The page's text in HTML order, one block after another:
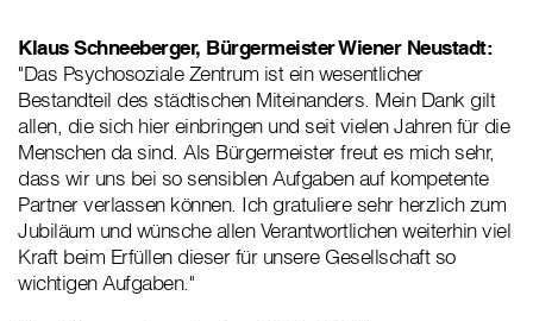
Klaus Schneeberger, Bürgermeister Wiener Neustadt:
"Das Psychosoziale Zentrum ist ein wesentlicher
Bestandteil des städtischen Miteinanders. Mein Dank gilt
allen, die sich hier einbringen und seit vielen Jahren für die
Menschen da sind. Als Bürgermeister freut es mich sehr,
dass wir uns bei so sensiblen Aufgaben auf kompetente
Partner verlassen können. Ich gratuliere sehr herzlich zum
Jubiläum und wünsche allen Verantwortlichen weiterhin viel
Kraft beim Erfüllen dieser für unsere Gesellschaft so
wichtigen Aufgaben."